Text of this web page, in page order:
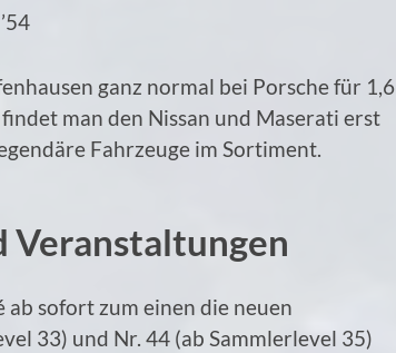
ganz normal bei Porsche für 1,6
man den Nissan und Maserati erst
Fahrzeuge im Sortiment.
Veranstaltungen
ab sofort zum einen die neuen
33) und Nr. 44 (ab Sammlerlevel 35)